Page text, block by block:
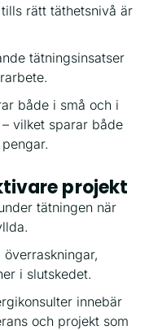
rätt täthetsnivå är
tätningsinsatser
både i små och i
vilket sparar både
projekt
tätningen när
i slutskedet.
innebär
och projekt som